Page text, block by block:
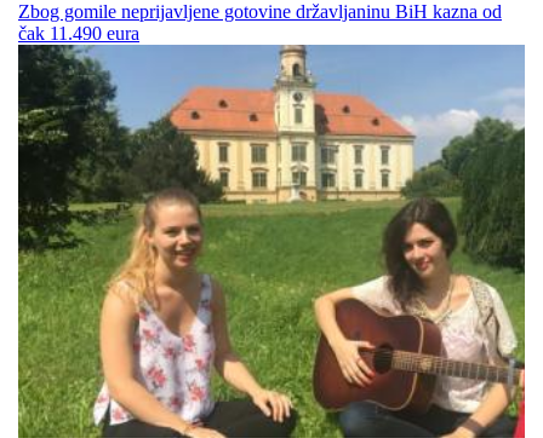
Zbog gomile neprijavljene gotovine državljaninu BiH kazna od
čak 11.490 eura